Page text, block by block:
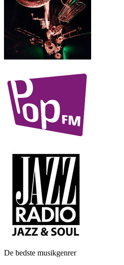
De bedste musikgenrer